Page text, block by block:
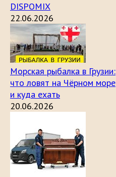
DISPOMIX
22.06.2026
Морская рыбалка в Грузии:
что ловят на Чёрном море
и куда ехать
20.06.2026